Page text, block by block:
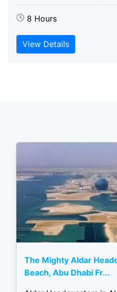
8 Hours
View Details
The Mighty Aldar
Beach, Abu Dhabi Fr...